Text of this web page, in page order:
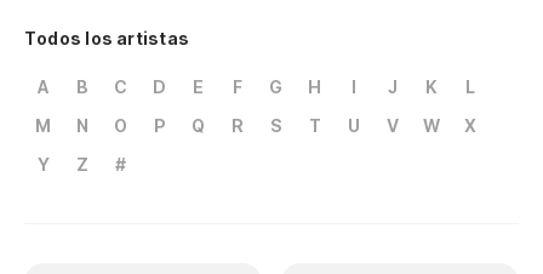
Todos los artistas
A B C D E F G H I J K
L
M
N O P Q R S T U V W
X
Y
Z #